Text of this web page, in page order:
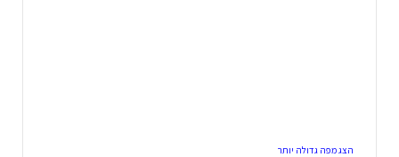
הצג מפה גדולה יותר